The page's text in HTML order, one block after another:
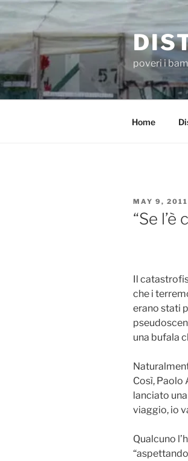
content
poveri i
Home
POSTED
ON
MAY 9, 2011
“Se l’è
Il
che i
erano stati
una bufala
Così, Paolo
lanciato
viaggio, io
Qualcuno